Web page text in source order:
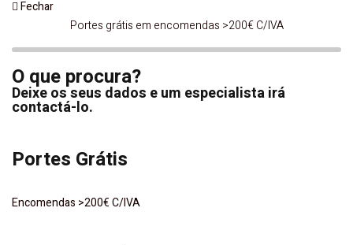
Fechar
Portes grátis em encomendas >200€ C/IVA
O que procura?
Deixe os seus dados e um especialista irá
contactá-lo.
Portes Grátis
Encomendas >200€ C/IVA